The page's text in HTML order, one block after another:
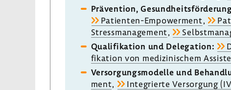
Präven­tion,
Patienten-​Empowerment,
Stress­ma­nage­ment,
Quali­fi­ka­tion und Dele­ga­tion:
fi­ka­tion von medi­zi­ni­schem
Versor­gungs­mo­delle und
ment, Inte­grierte Versor­gung